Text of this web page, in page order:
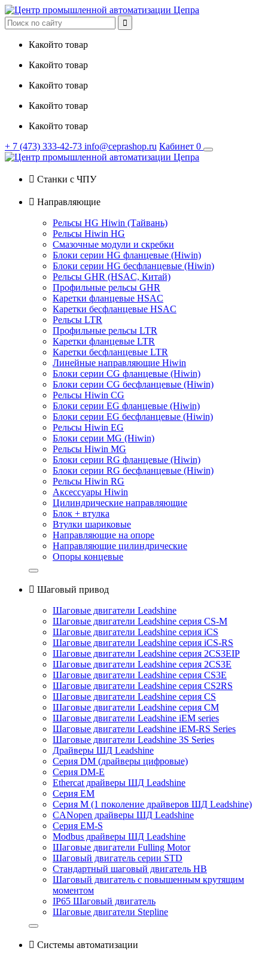

Какойто товар
Какойто товар
Какойто товар
Какойто товар
Какойто товар
+ 7 (473) 333-42-73 info@ceprashop.ru Кабинет 0
 Станки с ЧПУ
 Направляющие
Рельсы HG Hiwin (Тайвань)
Рельсы Hiwin HG
Смазочные модули и скребки
Блоки серии HG фланцевые (Hiwin)
Блоки серии HG бесфланцевые (Hiwin)
Рельсы GHR (HSAC, Китай)
Профильные рельсы GHR
Каретки фланцевые HSAC
Каретки бесфланцевые HSAC
Рельсы LTR
Профильные рельсы LTR
Каретки фланцевые LTR
Каретки бесфланцевые LTR
Линейные направляющие Hiwin
Блоки серии CG фланцевые (Hiwin)
Блоки серии CG бесфланцевые (Hiwin)
Рельсы Hiwin CG
Блоки серии EG фланцевые (Hiwin)
Блоки серии EG бесфланцевые (Hiwin)
Рельсы Hiwin EG
Блоки серии MG (Hiwin)
Рельсы Hiwin MG
Блоки серии RG фланцевые (Hiwin)
Блоки серии RG бесфланцевые (Hiwin)
Рельсы Hiwin RG
Аксессуары Hiwin
Цилиндрические направляющие
Блок + втулка
Втулки шариковые
Направляющие на опоре
Направляющие цилиндрические
Опоры концевые
 Шаговый привод
Шаговые двигатели Leadshine
Шаговые двигатели Leadshine серия CS-M
Шаговые двигатели Leadshine серия iCS
Шаговые двигатели Leadshine серия iCS-RS
Шаговые двигатели Leadshine серия 2CS3EIP
Шаговые двигатели Leadshine серия 2CS3E
Шаговые двигатели Leadshine серия CS3E
Шаговые двигатели Leadshine серия CS2RS
Шаговые двигатели Leadshine серия CS
Шаговые двигатели Leadshine серия CM
Шаговые двигатели Leadshine iEM series
Шаговые двигатели Leadshine iEM-RS Series
Шаговые двигатели Leadshine 3S Series
Драйверы ШД Leadshine
Серия DM (драйверы цифровые)
Серия DM-E
Ethercat драйверы ШД Leadshine
Серия EM
Серия M (1 поколение драйверов ШД Leadshine)
CANopen драйверы ШД Leadshine
Серия EM-S
Modbus драйверы ШД Leadshine
Шаговые двигатели Fulling Motor
Шаговый двигатель серии STD
Стандартный шаговый двигатель HB
Шаговый двигатель с повышенным крутящим
моментом
IP65 Шаговый двигатель
Шаговые двигатели Stepline
 Системы автоматизации